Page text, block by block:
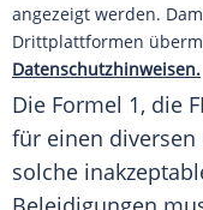
angezeigt werden.
Drittplattformen
Datenschutzhinweisen.
Die Formel 1, die
für einen
solche